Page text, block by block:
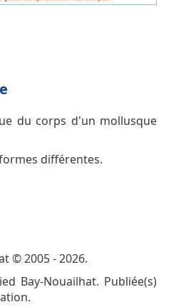
du corps d'un mollusque
différentes.
© 2005 - 2026.
Bay-Nouailhat. Publiée(s)